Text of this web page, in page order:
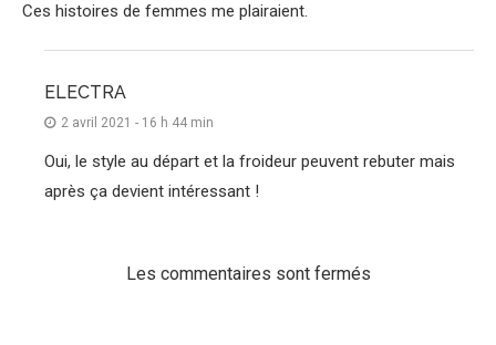
Ces histoires de femmes me plairaient.
ELECTRA
2 avril 2021 - 16 h 44 min
Oui, le style au départ et la froideur peuvent rebuter mais
après ça devient intéressant !
Les commentaires sont fermés